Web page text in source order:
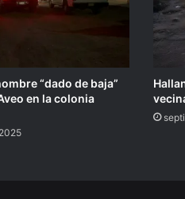
“dado de baja”
en la colonia